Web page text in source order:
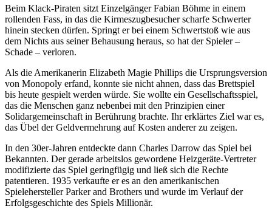
Beim Klack-Piraten sitzt Einzelgänger Fabian Böhme in einem
rollenden Fass, in das die Kirmeszugbesucher scharfe Schwerter
hinein stecken dürfen. Springt er bei einem Schwertstoß wie aus
dem Nichts aus seiner Behausung heraus, so hat der Spieler –
Schade – verloren.
Als die Amerikanerin Elizabeth Magie Phillips die Ursprungsversion
von Monopoly erfand, konnte sie nicht ahnen, dass das Brettspiel
bis heute gespielt werden würde. Sie wollte ein Gesellschaftsspiel,
das die Menschen ganz nebenbei mit den Prinzipien einer
Solidargemeinschaft in Berührung brachte. Ihr erklärtes Ziel war es,
das Übel der Geldvermehrung auf Kosten anderer zu zeigen.
In den 30er-Jahren entdeckte dann Charles Darrow das Spiel bei
Bekannten. Der gerade arbeitslos gewordene Heizgeräte-Vertreter
modifizierte das Spiel geringfügig und ließ sich die Rechte
patentieren. 1935 verkaufte er es an den amerikanischen
Spielehersteller Parker and Brothers und wurde im Verlauf der
Erfolgsgeschichte des Spiels Millionär.